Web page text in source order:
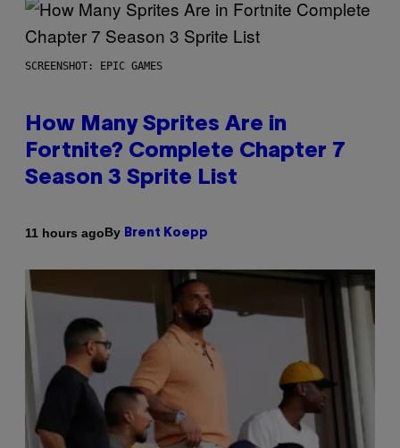
SCREENSHOT: EPIC GAMES
How Many Sprites Are in
Fortnite? Complete Chapter 7
Season 3 Sprite List
11 hours agoBy Brent Koepp